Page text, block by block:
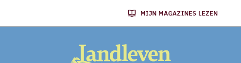
MIJN MAGAZINES LEZEN